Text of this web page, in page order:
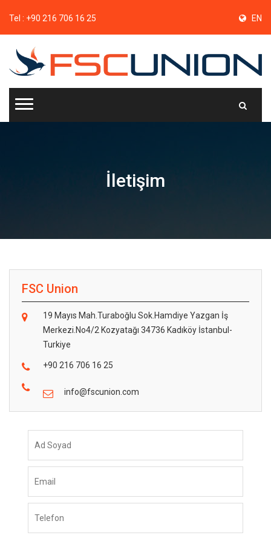
Tel : +90 216 706 16 25 EN
İletişim
FSC Union
19 Mayıs Mah.Turaboğlu Sok.Hamdiye Yazgan İş
Merkezi.No4/2 Kozyatağı 34736 Kadıköy İstanbul-
Turkiye
+90 216 706 16 25
info@fscunion.com